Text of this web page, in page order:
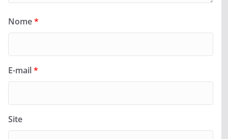
Nome*
E-mail*
Site